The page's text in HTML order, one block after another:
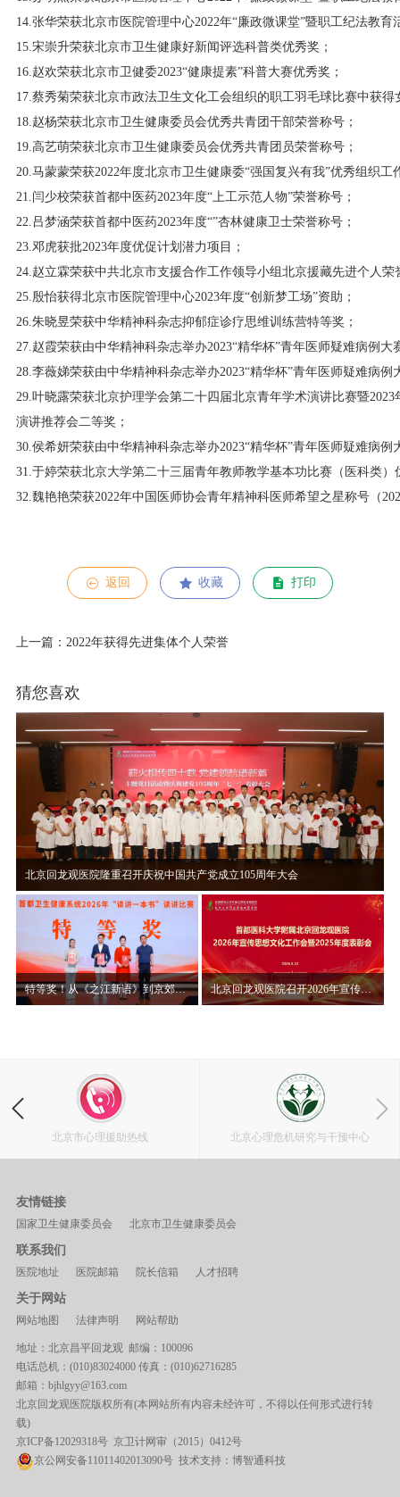
14.张华荣获北京市医院管理中心2022年“廉政微课堂”暨职工纪法教育
15.宋崇升荣获北京市卫生健康好新闻评选科普类优秀奖；
16.赵欢荣获北京市卫健委2023“健康提素”科普大赛优秀奖；
17.蔡秀菊荣获北京市政法卫生文化工会组织的职工羽毛球比赛中获
18.赵杨荣获北京市卫生健康委员会优秀共青团干部荣誉称号；
19.高艺萌荣获北京市卫生健康委员会优秀共青团员荣誉称号；
20.马蒙蒙荣获2022年度北京市卫生健康委“强国复兴有我”优秀组织工
21.闫少校荣获首都中医药2023年度“上工示范人物”荣誉称号；
22.吕梦涵荣获首都中医药2023年度“”杏林健康卫士荣誉称号；
23.邓虎获批2023年度优促计划潜力项目；
24.赵立霖荣获中共北京市支援合作工作领导小组北京援藏先进个人荣
25.殷怡获得北京市医院管理中心2023年度“创新梦工场”资助；
26.朱晓昱荣获中华精神科杂志抑郁症诊疗思维训练营特等奖；
27.赵霞荣获由中华精神科杂志举办2023“精华杯”青年医师疑难病例大
28.李薇娣荣获由中华精神科杂志举办2023“精华杯”青年医师疑难病例
29.叶晓露荣获北京护理学会第二十四届北京青年学术演讲比赛暨
演讲推荐会二等奖；
30.侯希妍荣获由中华精神科杂志举办2023“精华杯”青年医师疑难病例
31.于婷荣获北京大学第二十三届青年教师教学基本功比赛（医科类）
32.魏艳艳荣获2022年中国医师协会青年精神科医师希望之星称号（
返回 收藏 打印
上一篇：2022年获得先进集体个人荣誉
猜您喜欢
北京回龙观医院隆重召开庆祝中国共产党成立105周年大会
特等奖！从《之江新语》到京郊山村，赵晨讲述“读讲一本书”背后的初心使命 北京回龙观医院召开2026年宣传思想文化工作会暨2025年度表彰大会
北京市心理援助热线 北京心理危机研究与干预中心
友情链接
国家卫生健康委员会 北京市卫生健康委员会
联系我们
医院地址 医院邮箱 院长信箱 人才招聘
关于网站
网站地图 法律声明 网站帮助
地址：北京昌平回龙观 邮编：100096
电话总机：(010)83024000 传真：(010)62716285
邮箱：bjhlgyy@163.com
北京回龙观医院版权所有(本网站所有内容未经许可，不得以任何形式进行转
载)
京ICP备12029318号京卫计网审（2015）0412号
京公网安备11011402013090号 技术支持： 博智通科技